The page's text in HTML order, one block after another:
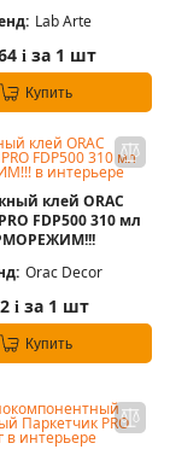
Lab Arte
i за 1 шт
Купить
клей ORAC
FDP500 310 мл
Orac Decor
i за 1 шт
Купить